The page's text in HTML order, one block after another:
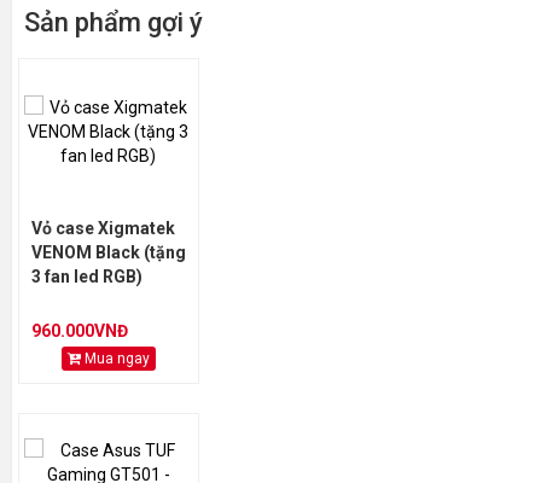
Sản phẩm gợi ý
Vỏ case Xigmatek
VENOM Black (tặng
3 fan led RGB)
960.000VNĐ
Mua ngay